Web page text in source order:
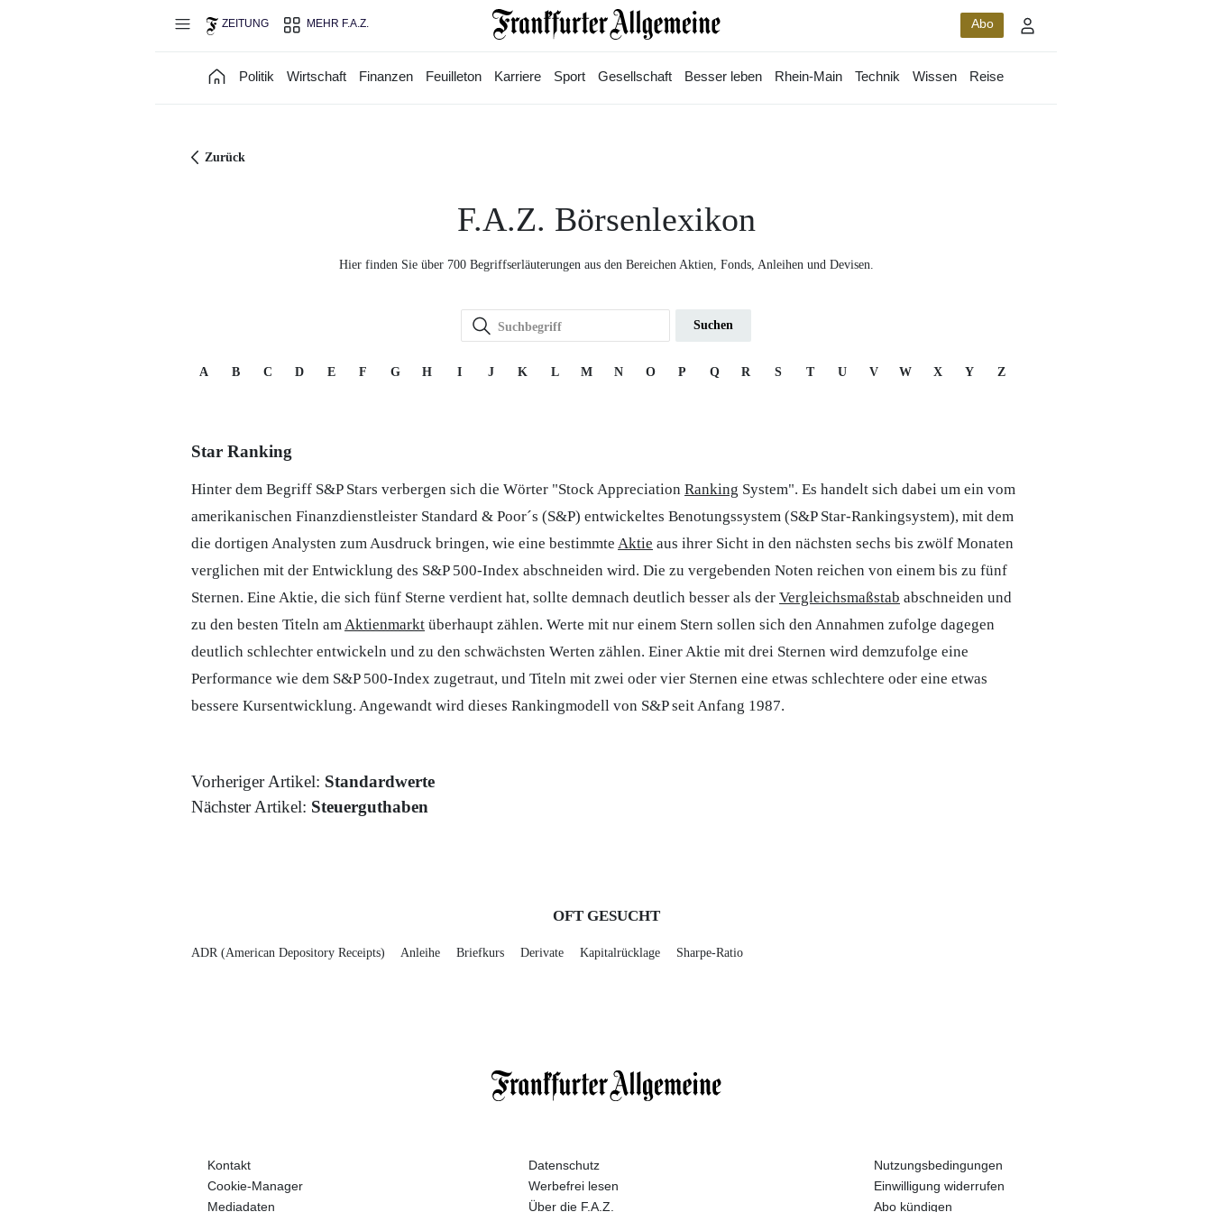
ZEITUNG MEHR F.A.Z. Abo
Politik Wirtschaft Finanzen Feuilleton Karriere Sport Gesellschaft Besser leben Rhein-Main Technik Wissen Reise
Zurück
F.A.Z. Börsenlexikon
Hier finden Sie über 700 Begriffserläuterungen aus den Bereichen Aktien, Fonds, Anleihen und Devisen.
Suchen
A B C D E F G H I J K L M N O P Q R S T U V W X Y Z
Star Ranking
Hinter dem Begriff S&P Stars verbergen sich die Wörter "Stock Appreciation Ranking System". Es handelt sich dabei um ein vom
amerikanischen Finanzdienstleister Standard & Poor´s (S&P) entwickeltes Benotungssystem (S&P Star-Rankingsystem), mit dem
die dortigen Analysten zum Ausdruck bringen, wie eine bestimmte Aktie aus ihrer Sicht in den nächsten sechs bis zwölf Monaten
verglichen mit der Entwicklung des S&P 500-Index abschneiden wird. Die zu vergebenden Noten reichen von einem bis zu fünf
Sternen. Eine Aktie, die sich fünf Sterne verdient hat, sollte demnach deutlich besser als der Vergleichsmaßstab abschneiden und
zu den besten Titeln am Aktienmarkt überhaupt zählen. Werte mit nur einem Stern sollen sich den Annahmen zufolge dagegen
deutlich schlechter entwickeln und zu den schwächsten Werten zählen. Einer Aktie mit drei Sternen wird demzufolge eine
Performance wie dem S&P 500-Index zugetraut, und Titeln mit zwei oder vier Sternen eine etwas schlechtere oder eine etwas
bessere Kursentwicklung. Angewandt wird dieses Rankingmodell von S&P seit Anfang 1987.
Vorheriger Artikel: Standardwerte
Nächster Artikel: Steuerguthaben
OFT GESUCHT
ADR (American Depository Receipts) Anleihe Briefkurs Derivate Kapitalrücklage Sharpe-Ratio
Kontakt Datenschutz
Nutzungsbedingungen
Cookie-Manager
Werbefrei lesen
Einwilligung widerrufen
Mediadaten
Über die F.A.Z. Abo kündigen